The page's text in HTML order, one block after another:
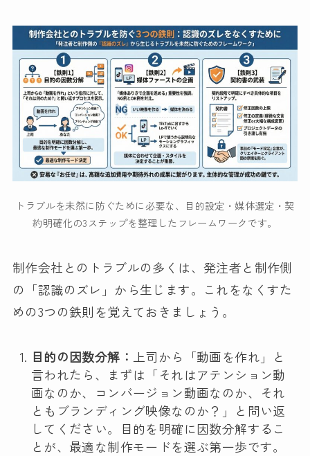
トラブルを未然に防ぐために必要な、目的設定・媒体選定・契
約明確化の3ステップを整理したフレームワークです。
制作会社とのトラブルの多くは、発注者と制作側
の「認識のズレ」から生じます。これをなくすた
めの3つの鉄則を覚えておきましょう。
目的の因数分解： 上司から「動画を作れ」と
言われたら、まずは「それはアテンション動
画なのか、コンバージョン動画なのか、それ
ともブランディング映像なのか？」と問い返
してください。目的を明確に因数分解するこ
とが、最適な制作モードを選ぶ第一歩です。